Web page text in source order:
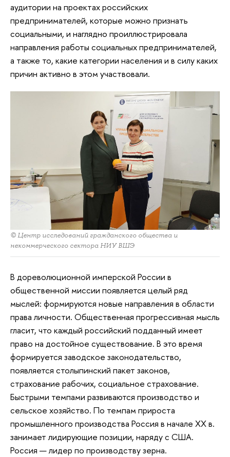
аудитории на проектах российских
предпринимателей, которые можно признать
социальными, и наглядно проиллюстрировала
направления работы социальных предпринимателей,
а также то, какие категории населения и в силу каких
причин активно в этом участвовали.
© Центр исследований гражданского общества и
некоммерческого сектора НИУ ВШЭ
В дореволюционной имперской России в
общественной миссии появляется целый ряд
мыслей: формируются новые направления в области
права личности. Общественная прогрессивная мысль
гласит, что каждый российский подданный имеет
право на достойное существование. В это время
формируется заводское законодательство,
появляется столыпинский пакет законов,
страхование рабочих, социальное страхование.
Быстрыми темпами развиваются производство и
сельское хозяйство. По темпам прироста
промышленного производства Россия в начале XX в.
занимает лидирующие позиции, наряду с США.
Россия — лидер по производству зерна.